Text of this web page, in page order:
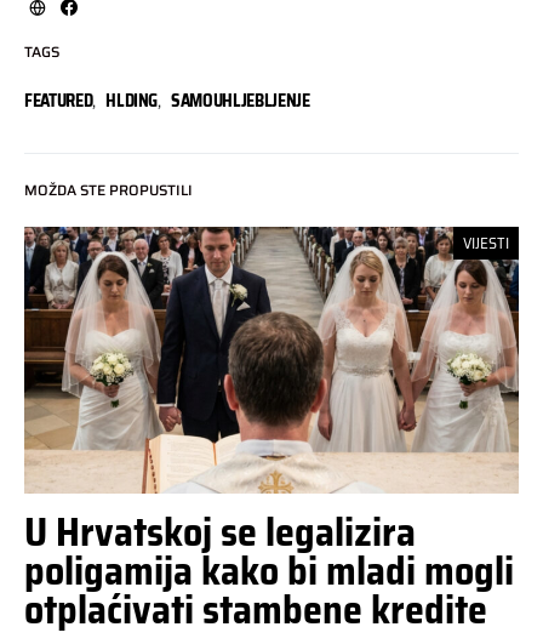
TAGS
FEATURED, HLDING, SAMOUHLJEBLJENJE
MOŽDA STE PROPUSTILI
VIJESTI
U Hrvatskoj se legalizira
poligamija kako bi mladi mogli
otplaćivati stambene kredite